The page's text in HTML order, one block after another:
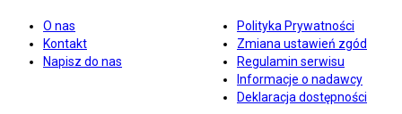
O nas
Kontakt
Napisz do nas
Polityka Prywatności
Zmiana ustawień zgód
Regulamin serwisu
Informacje o nadawcy
Deklaracja dostępności